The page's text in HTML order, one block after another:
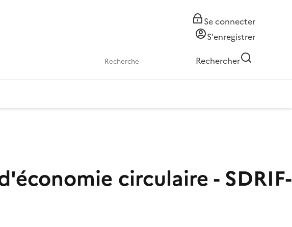
Se connecter
S'enregistrer
Rechercher
circulaire - SDRIF-